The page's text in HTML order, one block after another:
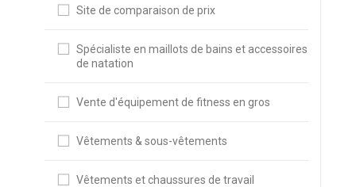
Site de comparaison de prix
Spécialiste en maillots de bains et accessoires
de natation
Vente d'équipement de fitness en gros
Vêtements & sous-vêtements
Vêtements et chaussures de travail